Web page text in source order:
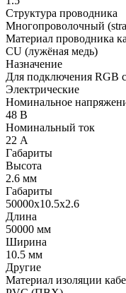
Структура проводника
Многопроволочный
Материал проводника
CU (лужёная медь)
Назначение
Для подключения RGB
Электрические
Номинальное
48 В
Номинальный ток
22 А
Габариты
Высота
2.6 мм
Габариты
50000x10.5x2.6
Длина
50000 мм
Ширина
10.5 мм
Другие
Материал изоляции